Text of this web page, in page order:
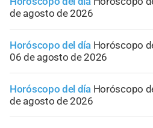
de agosto de 2026
Horóscopo del día Horóscopo
06 de agosto de 2026
Horóscopo del día Horóscopo
de agosto de 2026